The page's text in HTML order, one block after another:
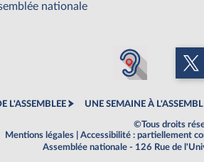
nationale
L'ASSEMBLEE UNE SEMAINE À
©Tous droits
Mentions légales
Accessibilité : partiellement
Assemblée nationale - 126 Rue de